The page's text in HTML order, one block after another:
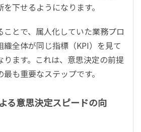
下せるようになります。
ことで、属人化していた業務プロ
織全体が同じ指標（KPI）を見て
ます。これは、意思決定の前提
も重要なステップです。
る意思決定スピードの向